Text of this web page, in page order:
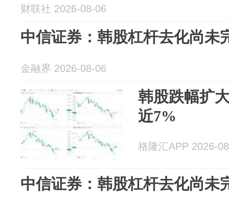
财联社 2026-08-06
中信证券：韩股杠杆去化尚未
金融界 2026-08-06
韩股跌幅扩
近7%
格隆汇APP 2026-
中信证券：韩股杠杆去化尚未